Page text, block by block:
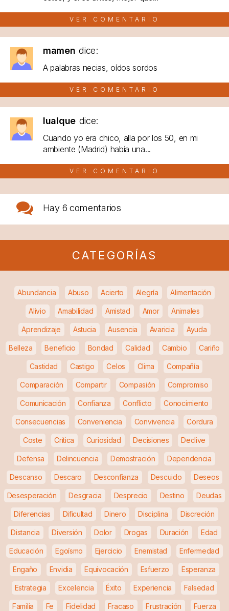
VER COMENTARIO
mamen dice:
A palabras necias, oídos sordos
VER COMENTARIO
lualque dice:
Cuando yo era chico, alla por los 50, en mi
ambiente (Madrid) había una...
VER COMENTARIO
Hay 6 comentarios
CATEGORÍAS
Abundancia Abuso Acierto Alegría Alimentación
Alivio Amabilidad Amistad Amor Animales
Aprendizaje Astucia Ausencia Avaricia Ayuda
Belleza Beneficio Bondad Calidad Cambio Cariño
Castidad Castigo Celos Clima Compañía
Comparación Compartir Compasión Compromiso
Comunicación Confianza Conflicto Conocimiento
Consecuencias Conveniencia Convivencia Cordura
Coste Crítica Curiosidad Decisiones Declive
Defensa Delincuencia Demostración Dependencia
Descanso Descaro Desconfianza Descuido Deseos
Desesperación Desgracia Desprecio Destino Deudas
Diferencias Dificultad Dinero Disciplina Discreción
Distancia Diversión Dolor Drogas Duración Edad
Educación Egoísmo Ejercicio Enemistad Enfermedad
Engaño Envidia Equivocación Esfuerzo Esperanza
Estrategia Excelencia Éxito Experiencia Falsedad
Familia Fe Fidelidad Fracaso Frustración Fuerza